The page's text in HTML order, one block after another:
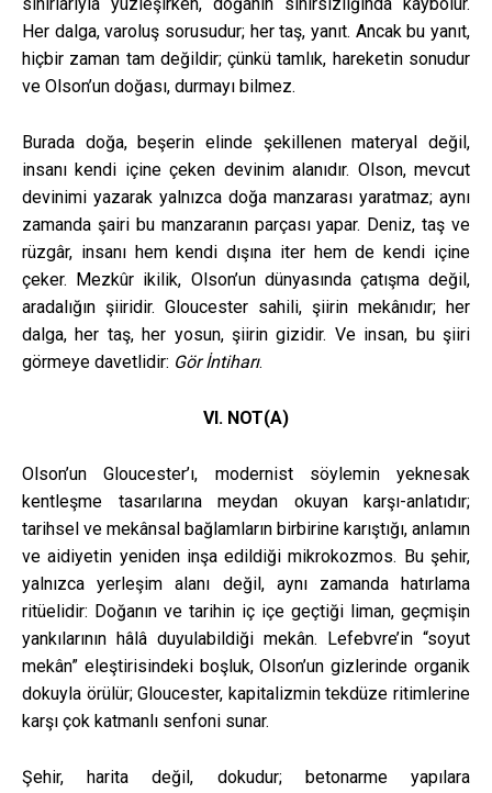
Her dalga, varoluş sorusudur; her taş, yanıt. Ancak bu yanıt,
hiçbir zaman tam değildir; çünkü tamlık, hareketin sonudur
ve Olson’un doğası, durmayı bilmez.
Burada doğa, beşerin elinde şekillenen materyal değil,
insanı kendi içine çeken devinim alanıdır. Olson, mevcut
devinimi yazarak yalnızca doğa manzarası yaratmaz; aynı
zamanda şairi bu manzaranın parçası yapar. Deniz, taş ve
rüzgâr, insanı hem kendi dışına iter hem de kendi içine
çeker. Mezkûr ikilik, Olson’un dünyasında çatışma değil,
aradalığın şiiridir. Gloucester sahili, şiirin mekânıdır; her
dalga, her taş, her yosun, şiirin gizidir. Ve insan, bu şiiri
görmeye davetlidir: Gör İntiharı.
VI. NOT(A)
Olson’un Gloucester’ı, modernist söylemin yeknesak
kentleşme tasarılarına meydan okuyan karşı-anlatıdır;
tarihsel ve mekânsal bağlamların birbirine karıştığı, anlamın
ve aidiyetin yeniden inşa edildiği mikrokozmos. Bu şehir,
yalnızca yerleşim alanı değil, aynı zamanda hatırlama
ritüelidir: Doğanın ve tarihin iç içe geçtiği liman, geçmişin
yankılarının hâlâ duyulabildiği mekân. Lefebvre’in “soyut
mekân” eleştirisindeki boşluk, Olson’un gizlerinde organik
dokuyla örülür; Gloucester, kapitalizmin tekdüze ritimlerine
karşı çok katmanlı senfoni sunar.
Şehir, harita değil, dokudur; betonarme yapılara